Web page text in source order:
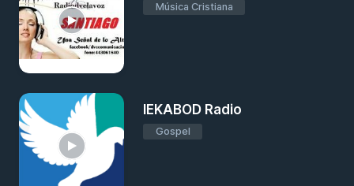
Música Cristiana
IEKABOD Radio
Gospel